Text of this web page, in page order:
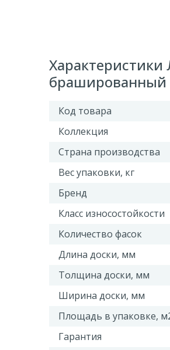
брашированный
Код товара
Коллекция
Страна производства
Вес упаковки, кг
Бренд
Класс износостойкости
Количество фасок
Длина доски, мм
Толщина доски, мм
Ширина доски, мм
Площадь в упаковке,
Гарантия